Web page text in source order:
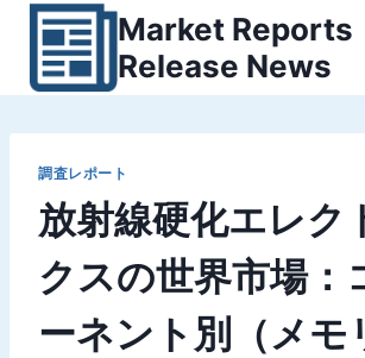
Market Reports
Release News
調査レポート
放射線硬化エレク
クスの世界市場：
ーネント別（メモ